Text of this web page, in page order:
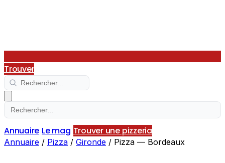
Trouver
Annuaire Le mag Trouver une pizzeria
Annuaire / Pizza / Gironde / Pizza — Bordeaux